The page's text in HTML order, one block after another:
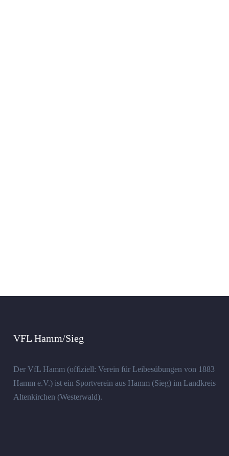
VFL Hamm/Sieg
Der VfL Hamm (offiziell: Verein für Leibesübungen von 1883
Hamm e.V.) ist ein Sportverein aus Hamm (Sieg) im Landkreis
Altenkirchen (Westerwald).